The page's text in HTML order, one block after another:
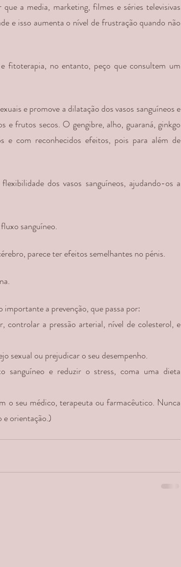
a media, marketing, filmes e séries televisivas
e isso aumenta o nível de frustração quando não
fitoterapia, no entanto, peço que consultem um
e promove a dilatação dos vasos sanguíneos e
e frutos secos. O gengibre, alho, guaraná, ginkgo
e com reconhecidos efeitos, pois para além de
dos vasos sanguíneos, ajudando-os a
sanguíneo.
parece ter efeitos semelhantes no pénis.
a prevenção, que passa por:
controlar a pressão arterial, nível de colesterol, e
sexual ou prejudicar o seu desempenho.
sanguíneo e reduzir o stress, coma uma dieta
o seu médico, terapeuta ou farmacêutico. Nunca
e orientação.)